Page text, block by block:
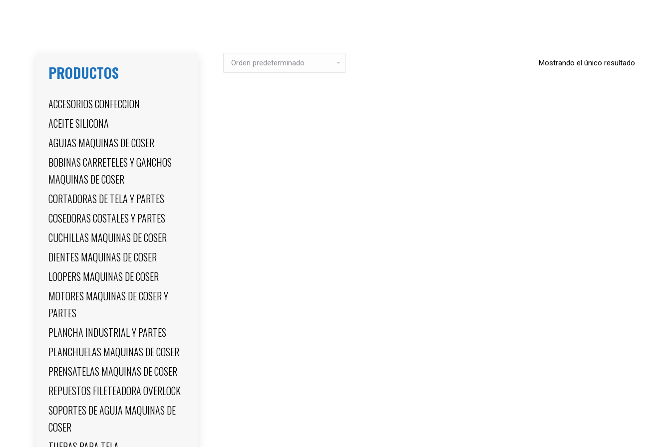
Mostrando el único resultado
PRODUCTOS
ACCESORIOS CONFECCION
ACEITE SILICONA
AGUJAS MAQUINAS DE COSER
BOBINAS CARRETELES Y GANCHOS
MAQUINAS DE COSER
CORTADORAS DE TELA Y PARTES
COSEDORAS COSTALES Y PARTES
CUCHILLAS MAQUINAS DE COSER
DIENTES MAQUINAS DE COSER
LOOPERS MAQUINAS DE COSER
MOTORES MAQUINAS DE COSER Y
PARTES
PLANCHA INDUSTRIAL Y PARTES
PLANCHUELAS MAQUINAS DE COSER
PRENSATELAS MAQUINAS DE COSER
REPUESTOS FILETEADORA OVERLOCK
SOPORTES DE AGUJA MAQUINAS DE
COSER